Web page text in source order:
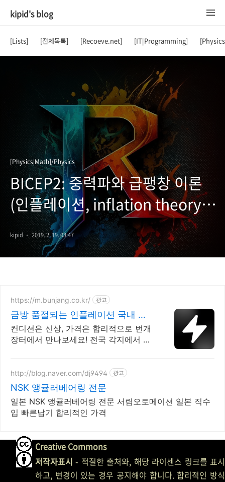
kipid's blog
[Lists] [전체목록] [Recoeve.net] [IT|Programming]
[Physics|Math]/Physics
BICEP2: 중력파와 급팽창 이론
(인플레이션, inflation theory)
의 직접적인 증거
kipid 2019. 2. 19. 08:47
https://m.bunjang.co.kr/ 광고
금방 품절되는 인플레이션 국내 최
대 브랜드 중고거래
컨디션은 신상, 가격은 합리적으로 번개
장터에서 만나보세요! 전국 각지에서 올
http://blog.naver.com/dj9494 광고
NSK 앵귤러베어링 전문
일본 NSK 앵귤러베어링 전문 서림오토메이션 일본 직수
입 빠른납기 합리적인 가격
Creative Commons
저작자표시 - 적절한 출처와, 해당 라이센스 링크를 표시
하고, 변경이 있는 경우 공지해야 합니다. 합리적인 방식